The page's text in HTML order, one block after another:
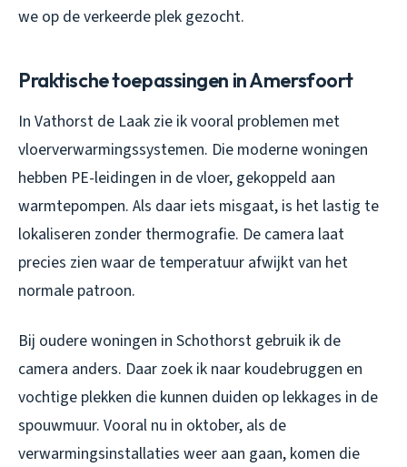
we op de verkeerde plek gezocht.
Praktische toepassingen in Amersfoort
In Vathorst de Laak zie ik vooral problemen met
vloerverwarmingssystemen. Die moderne woningen
hebben PE-leidingen in de vloer, gekoppeld aan
warmtepompen. Als daar iets misgaat, is het lastig te
lokaliseren zonder thermografie. De camera laat
precies zien waar de temperatuur afwijkt van het
normale patroon.
Bij oudere woningen in Schothorst gebruik ik de
camera anders. Daar zoek ik naar koudebruggen en
vochtige plekken die kunnen duiden op lekkages in de
spouwmuur. Vooral nu in oktober, als de
verwarmingsinstallaties weer aan gaan, komen die